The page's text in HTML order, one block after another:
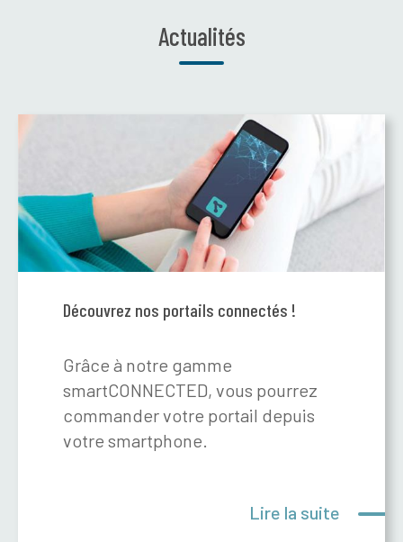
Actualités
Découvrez nos portails connectés !
Grâce à notre gamme
smartCONNECTED, vous pourrez
commander votre portail depuis
votre smartphone.
Lire la suite